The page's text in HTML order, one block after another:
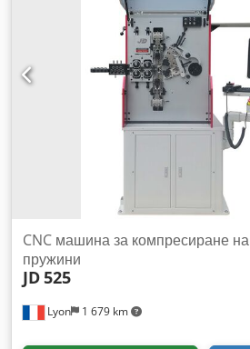
Lyon 1 679 km
CNC машина за компресиране на
пружини
JD525